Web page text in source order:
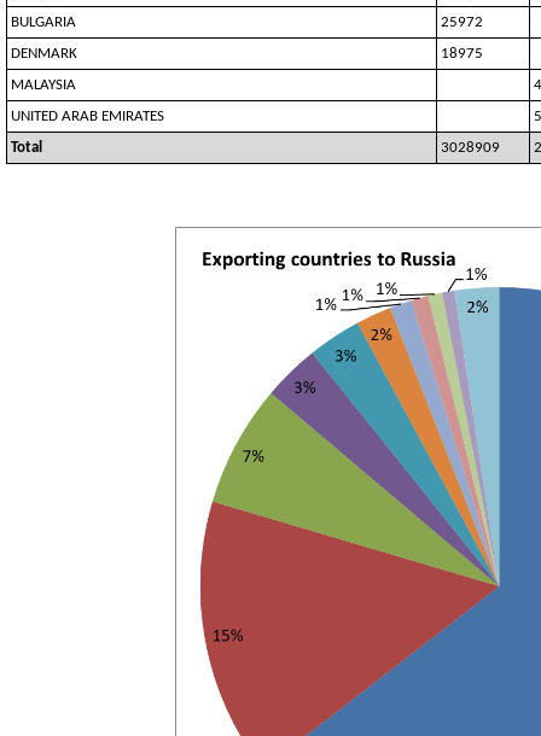
BULGARIA
25972
DENMARK
18975
MALAYSIA
UNITED ARAB EMIRATES
Total
3028909